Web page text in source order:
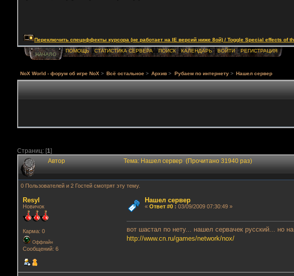
Переключить спецэффекты курсора (не работает на IE версий ниже 8ой) / Toggle Special effects of
НАЧАЛО
ПОМОЩЬ СТАТИСТИКА СЕРВЕРА ПОИСК КАЛЕНДАРЬ ВОЙТИ РЕГИСТРАЦИЯ
NoX World - форум об игре NoX > Всё остальное > Архив > Рубаем по интернету> Нашел сервер
Страниц: [1]
Автор Тема: Нашел сервер (Прочитано 31940 раз)
0 Пользователей и 2 Гостей смотрят эту тему.
Resyl
Новичок
Карма: 0
Оффлайн
Сообщений: 6
Нашел сервер
« Ответ #0: 03/09/2009 07:30:49 »
вот шастал по нету... нашел сервачек русский... но
http://www.cn.ru/games/network/nox/